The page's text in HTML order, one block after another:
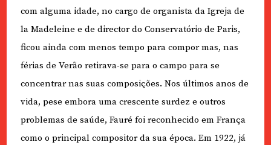
com alguma idade, no cargo de organista da Igreja de
la Madeleine e de director do Conservatório de Paris,
ficou ainda com menos tempo para compor mas, nas
férias de Verão retirava-se para o campo para se
concentrar nas suas composições. Nos últimos anos de
vida, pese embora uma crescente surdez e outros
problemas de saúde, Fauré foi reconhecido em França
como o principal compositor da sua época. Em 1922, já